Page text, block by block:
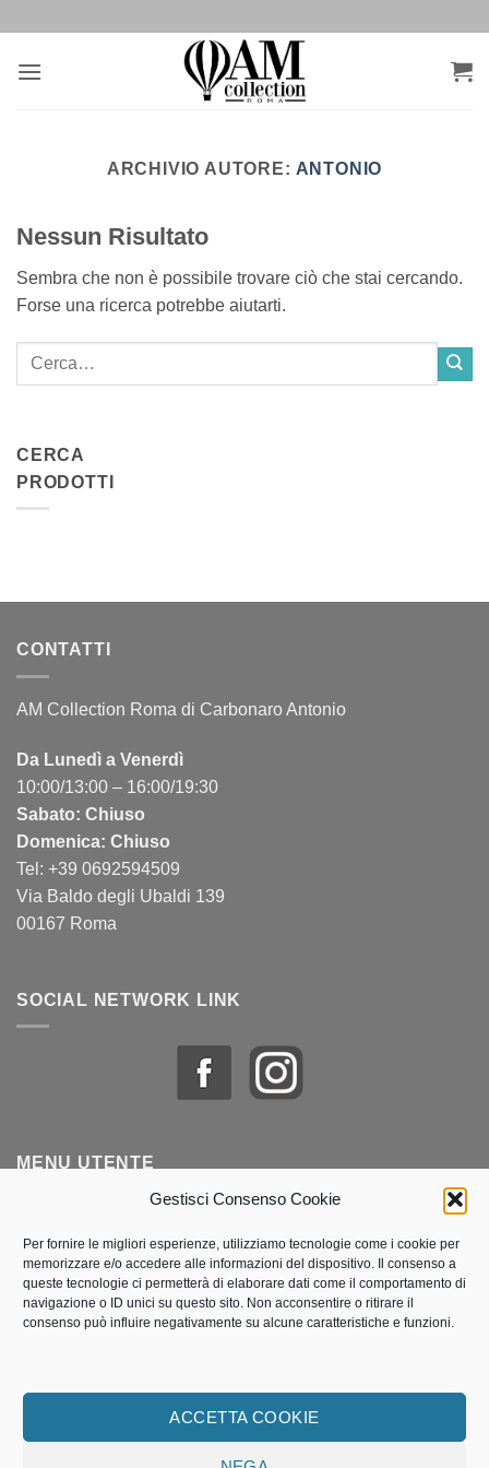
Gestisci Consenso Cookie
Per fornire le migliori esperienze, utilizziamo tecnologie come i cookie per
memorizzare e/o accedere alle informazioni del dispositivo. Il consenso a
queste tecnologie ci permetterà di elaborare dati come il comportamento di
navigazione o ID unici su questo sito. Non acconsentire o ritirare il
consenso può influire negativamente su alcune caratteristiche e funzioni.
ACCETTA COOKIE
contenuti
ARCHIVIO AUTORE: ANTONIO
Nessun Risultato
Sembra che non è possibile trovare ciò che stai cercando.
Forse una ricerca potrebbe aiutarti.
CERCA
PRODOTTI
CONTATTI
AM Collection Roma di Carbonaro Antonio
Da Lunedì a Venerdì
10:00/13:00 – 16:00/19:30
Sabato: Chiuso
Domenica: Chiuso
Tel: +39 0692594509
Via Baldo degli Ubaldi 139
00167 Roma
SOCIAL NETWORK LINK
MENU UTENTE
Lista dei desideri
Politica dei cookie (UE)
Traccia il mio pacco